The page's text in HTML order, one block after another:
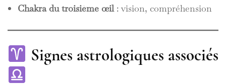
Chakra du troisième œil : vision, compréhension
Signes astrologiques associés